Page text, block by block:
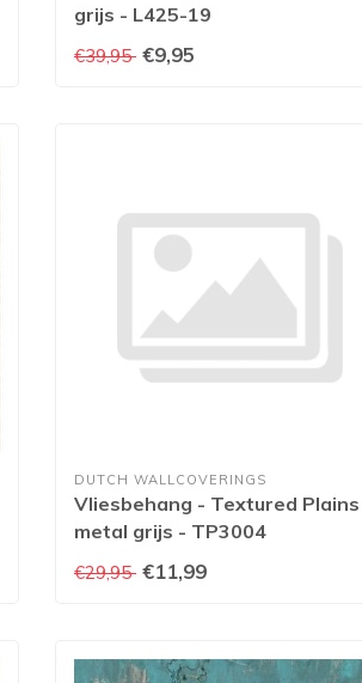
grijs - L425-19
€39,95 €9,95
DUTCH WALLCOVERINGS
Vliesbehang - Textured Plains
metal grijs - TP3004
€29,95 €11,99